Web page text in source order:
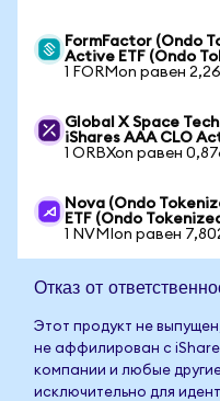
FormFactor (Ondo
Active ETF (Ondo
1 FORMon равен
Global X Space
iShares AAA CLO
1 ORBXon равен
Nova (Ondo
ETF (Ondo
1 NVMIon равен
Отказ от
Этот продукт не
не аффилирован с
компании и любые
исключительно для